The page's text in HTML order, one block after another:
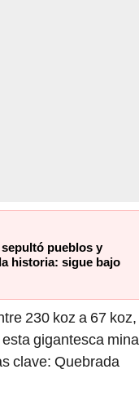
sepultó pueblos y
historia: sigue bajo
230 koz a 67 koz,
gigantesca mina
clave: Quebrada